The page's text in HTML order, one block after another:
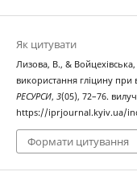
Як цитувати
Лизова, В., &
використання гліцину при
РЕСУРСИ, 3(05), 72–76.
https://iprjournal.kyiv.ua/
Формати цитування